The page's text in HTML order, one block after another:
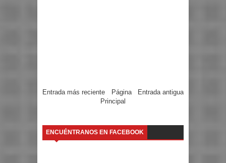
Entrada más reciente Entrada antigua
Página
Principal
ENCUÉNTRANOS EN FACEBOOK